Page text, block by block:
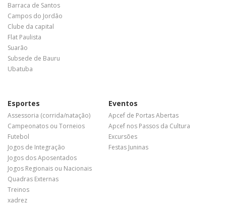
Barraca de Santos
Campos do Jordão
Clube da capital
Flat Paulista
Suarão
Subsede de Bauru
Ubatuba
Esportes
Assessoria (corrida/natação)
Campeonatos ou Torneios
Futebol
Jogos de Integração
Jogos dos Aposentados
Jogos Regionais ou Nacionais
Quadras Externas
Treinos
xadrez
Eventos
Apcef de Portas Abertas
Apcef nos Passos da Cultura
Excursões
Festas Juninas